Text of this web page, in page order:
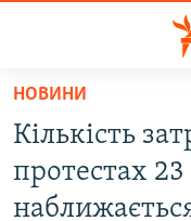
Перейти
основного
матеріалу
Перейти
ВІДЕО ТА ФОТО
НОВИНИ
Кількість
протестах 23